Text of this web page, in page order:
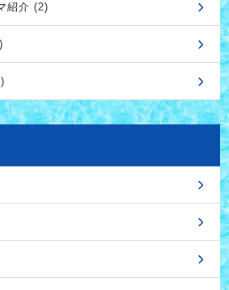
紹介 (2)